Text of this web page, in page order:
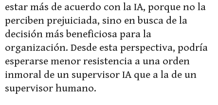
estar más de acuerdo con la IA, porque no la
perciben prejuiciada, sino en busca de la
decisión más beneficiosa para la
organización. Desde esta perspectiva, podría
esperarse menor resistencia a una orden
inmoral de un supervisor IA que a la de un
supervisor humano.